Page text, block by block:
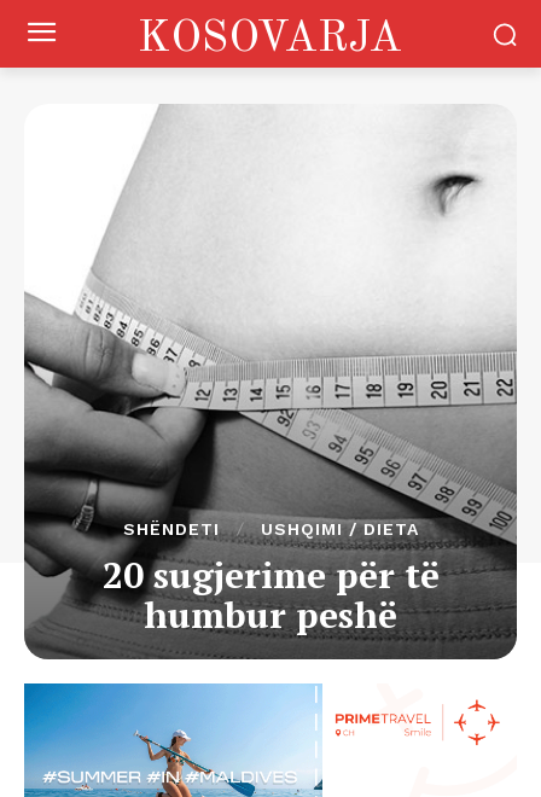
KOSOVARJA
SHËNDETI USHQIMI / DIETA
20 sugjerime për të
humbur peshë